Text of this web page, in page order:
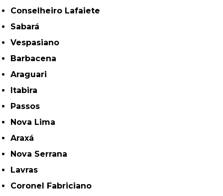
Conselheiro Lafaiete
Sabará
Vespasiano
Barbacena
Araguari
Itabira
Passos
Nova Lima
Araxá
Nova Serrana
Lavras
Coronel Fabriciano